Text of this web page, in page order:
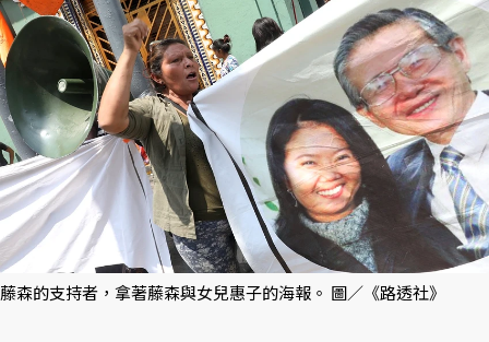
藤森的支持者，拿著藤森與女兒惠子的海報。 圖／《路透社》